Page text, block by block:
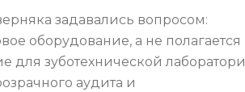
задавались вопросом:
оборудование, а не полагается
для зуботехнической
аудита и